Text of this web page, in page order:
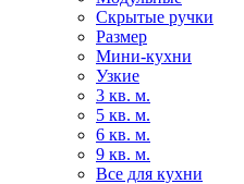
Скрытые ручки
Размер
Мини-кухни
Узкие
3 кв. м.
5 кв. м.
6 кв. м.
9 кв. м.
Все для кухни